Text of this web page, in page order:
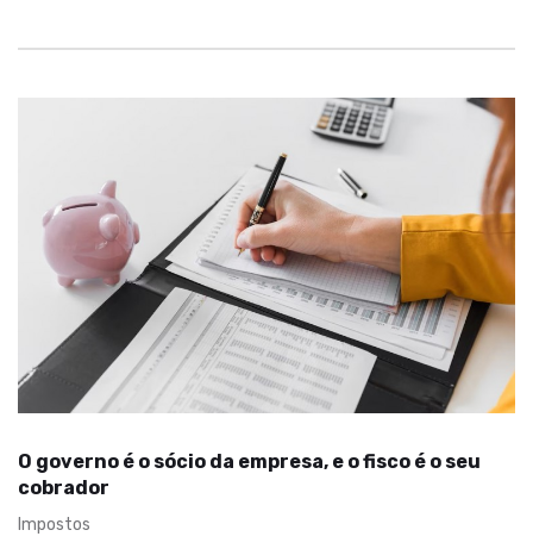
O governo é o sócio da empresa, e o fisco é o seu
cobrador
Impostos